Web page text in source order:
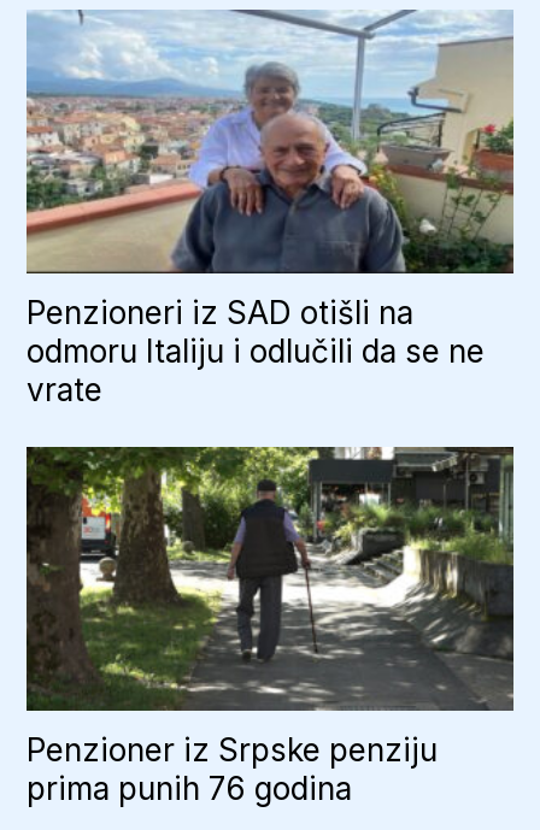
Penzioneri iz SAD otišli na
odmoru Italiju i odlučili da se ne
vrate
Penzioner iz Srpske penziju
prima punih 76 godina